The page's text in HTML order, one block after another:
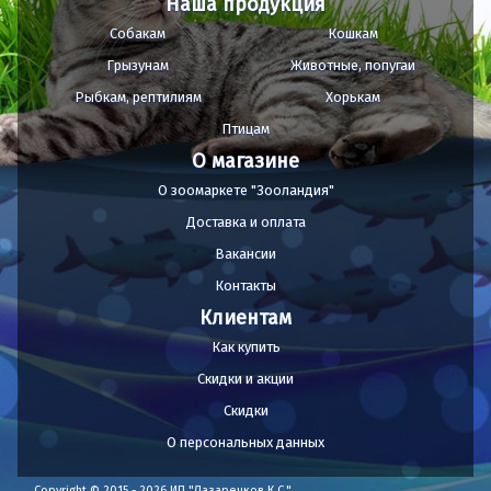
Собакам
Кошкам
Грызунам
Животные, попугаи
Рыбкам, рептилиям
Хорькам
Птицам
О магазине
О зоомаркете "Зооландия"
Доставка и оплата
Вакансии
Контакты
Клиентам
Как купить
Скидки и акции
Скидки
О персональных данных